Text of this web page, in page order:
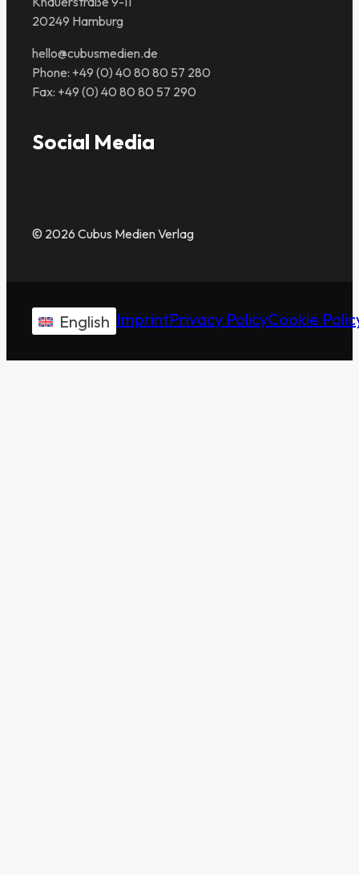
20249 Hamburg
hello@cubusmedien.de
Phone: +49 (0) 40 80 80 57 280
Fax: +49 (0) 40 80 80 57 290
Social Media
© 2026 Cubus Medien Verlag
English ImprintPrivacy PolicyCookie